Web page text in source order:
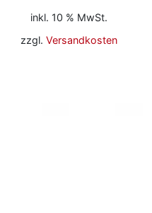
inkl. 10 % MwSt.
zzgl. Versandkosten